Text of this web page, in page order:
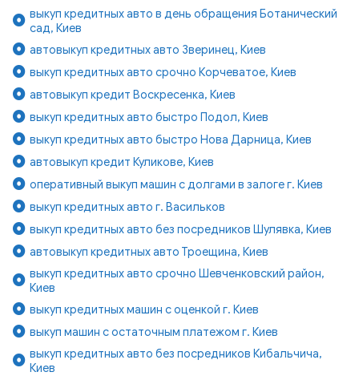
выкуп кредитных авто в день обращения Ботанический
сад, Киев
автовыкуп кредитных авто Зверинец, Киев
выкуп кредитных авто срочно Корчеватое, Киев
автовыкуп кредит Воскресенка, Киев
выкуп кредитных авто быстро Подол, Киев
выкуп кредитных авто быстро Нова Дарница, Киев
автовыкуп кредит Куликове, Киев
оперативный выкуп машин с долгами в залоге г. Киев
выкуп кредитных авто г. Васильков
выкуп кредитных авто без посредников Шулявка, Киев
автовыкуп кредитных авто Троещина, Киев
выкуп кредитных авто срочно Шевченковский район,
Киев
выкуп кредитных машин с оценкой г. Киев
выкуп машин с остаточным платежом г. Киев
выкуп кредитных авто без посредников Кибальчича,
Киев